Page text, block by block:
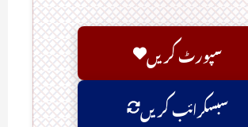
سپورٹ کریں
سبسکرائب کریں